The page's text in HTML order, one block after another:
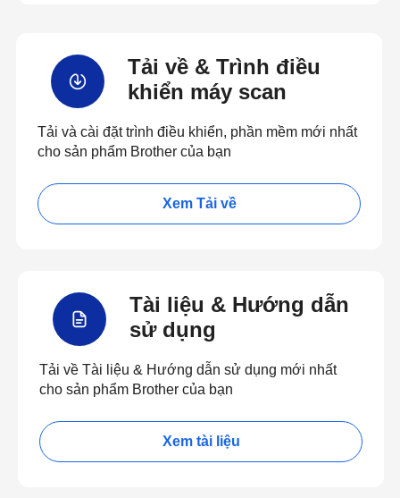
Tải về & Trình điều
khiển máy scan
Tải và cài đặt trình điều khiển, phần mềm mới nhất
cho sản phẩm Brother của bạn
Xem Tải về
Tài liệu & Hướng dẫn
sử dụng
Tải về Tài liệu & Hướng dẫn sử dụng mới nhất
cho sản phẩm Brother của bạn
Xem tài liệu